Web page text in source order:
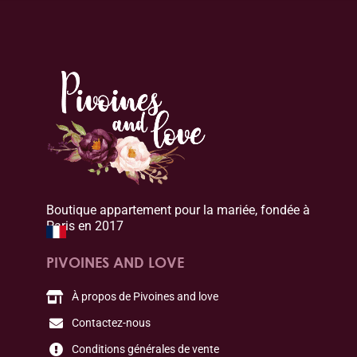
Boutique appartement pour la mariée, fondée à
Paris en 2017
PIVOINES AND LOVE
À propos de Pivoines and love
Contactez-nous
Conditions générales de vente